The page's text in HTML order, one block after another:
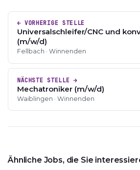
← VORHERIGE STELLE
Universalschleifer/CNC und
(m/w/d)
Fellbach · Winnenden
NÄCHSTE STELLE →
Mechatroniker (m/w/d)
Waiblingen · Winnenden
Ähnliche Jobs, die Sie